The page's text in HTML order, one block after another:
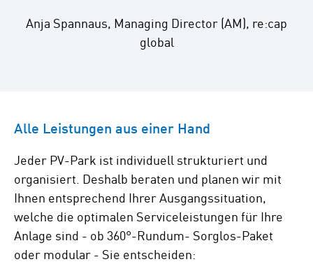
Anja Spannaus, Managing Director (AM), re:cap
global
Alle Leistungen aus einer Hand
Jeder PV-Park ist individuell strukturiert und
organisiert. Deshalb beraten und planen wir mit
Ihnen entsprechend Ihrer Ausgangssituation,
welche die optimalen Serviceleistungen für Ihre
Anlage sind - ob 360°-Rundum- Sorglos-Paket
oder modular - Sie entscheiden: